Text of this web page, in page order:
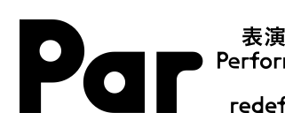
跳到主要內容區塊
網站導覽